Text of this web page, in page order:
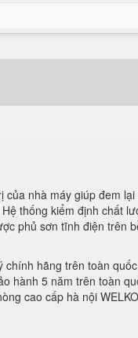
nhà máy giúp đem
thống kiểm định chất
phủ sơn tĩnh điện trên
hãng trên toàn
hành 5 năm trên toàn
cao cấp hà nội